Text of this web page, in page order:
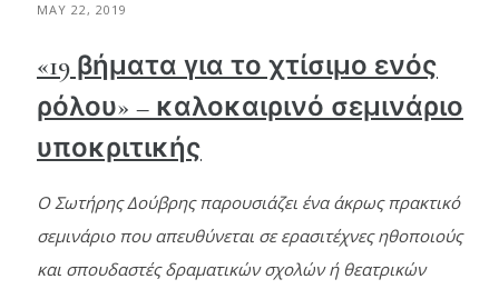
MAY 22, 2019
«19 βήματα για το χτίσιμο ενός
ρόλου» – καλοκαιρινό σεμινάριο
υποκριτικής
Ο Σωτήρης Δούβρης παρουσιάζει ένα άκρως πρακτικό
σεμινάριο που απευθύνεται σε ερασιτέχνες ηθοποιούς
και σπουδαστές δραματικών σχολών ή θεατρικών